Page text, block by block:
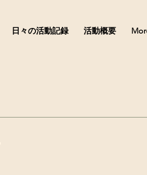
日々の活動記録 活動概要